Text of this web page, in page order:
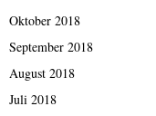
Oktober 2018
September 2018
August 2018
Juli 2018